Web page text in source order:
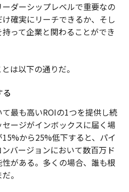
ダーシップレベルで重要なの
確実にリーチできるか、そし
って企業と関わることができ
は以下の通りだ。
る
最も高いROIの1つを提供し続
ージがインボックスに届く場
から25%低下すると、パイ
バージョンにおいて数百万ド
がある。多くの場合、誰も根
。